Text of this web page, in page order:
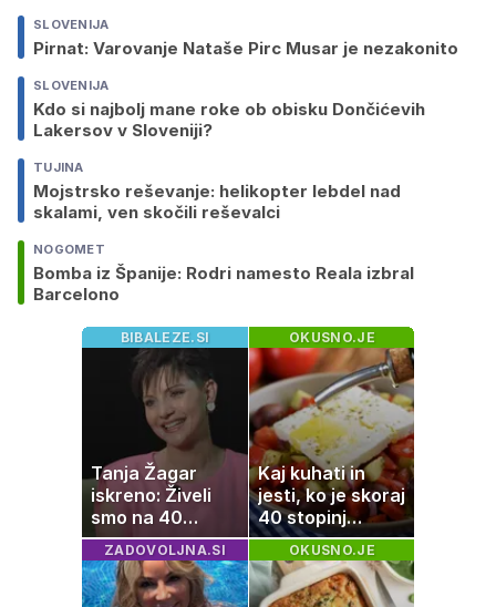
SLOVENIJA
Pirnat: Varovanje Nataše Pirc Musar je nezakonito
SLOVENIJA
Kdo si najbolj mane roke ob obisku Dončićevih
Lakersov v Sloveniji?
TUJINA
Mojstrsko reševanje: helikopter lebdel nad
skalami, ven skočili reševalci
NOGOMET
Bomba iz Španije: Rodri namesto Reala izbral
Barcelono
BIBALEZE.SI
Tanja Žagar
iskreno: Živeli
smo na 40
kvadratih, a
imela sem vse,
kar otrok
OKUSNO.JE
Kaj kuhati in
jesti, ko je skoraj
40 stopinj
Celzija: 5 kosil
brez prižiganja
pečice
ZADOVOLJNA.SI OKUSNO.JE